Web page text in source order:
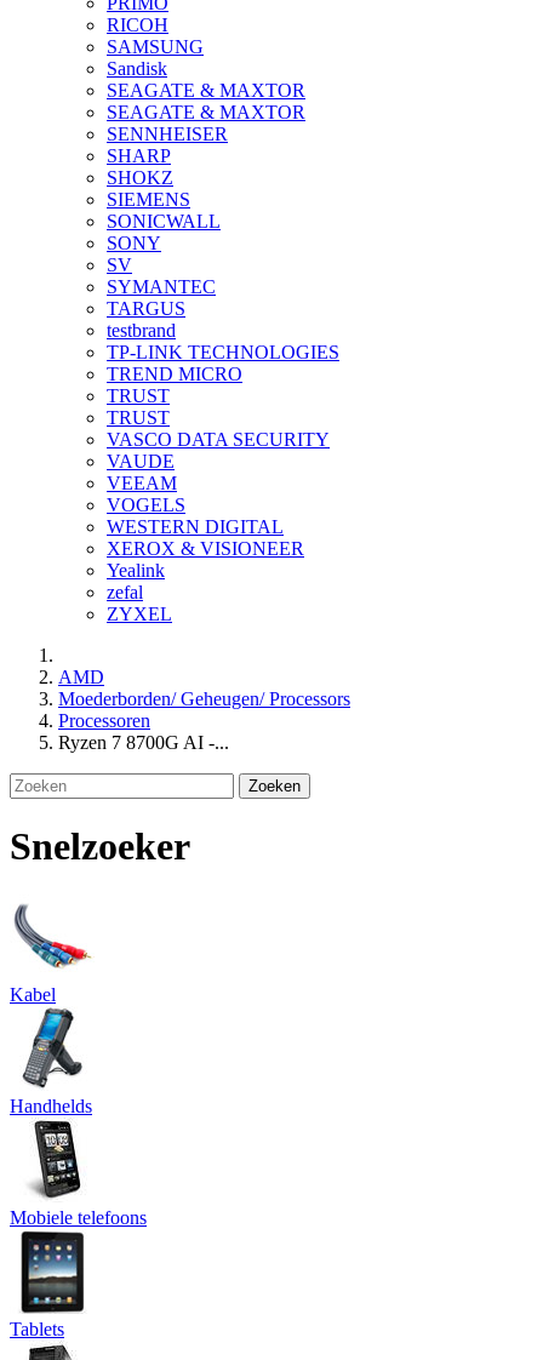
RICOH
SAMSUNG
Sandisk
SEAGATE & MAXTOR
SEAGATE & MAXTOR
SENNHEISER
SHARP
SHOKZ
SIEMENS
SONICWALL
SONY
SV
SYMANTEC
TARGUS
testbrand
TP-LINK TECHNOLOGIES
TREND MICRO
TRUST
TRUST
VASCO DATA SECURITY
VAUDE
VEEAM
VOGELS
WESTERN DIGITAL
XEROX & VISIONEER
Yealink
zefal
ZYXEL
AMD
Moederborden/ Geheugen/ Processors
Processoren
Ryzen 7 8700G AI -...
Zoeken
Snelzoeker
Kabel
Handhelds
Mobiele telefoons
Tablets